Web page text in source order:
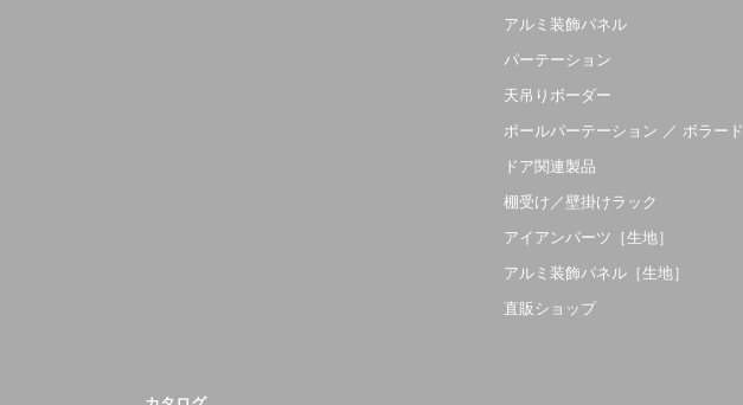
アルミ装飾パネル
パーテーション
天吊りボーダー
ポールパーテーション ／ ボラード
ドア関連製品
棚受け／壁掛けラック
アイアンパーツ［生地］
アルミ装飾パネル［生地］
直販ショップ